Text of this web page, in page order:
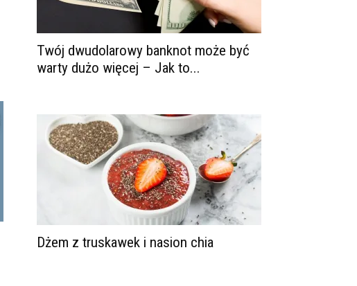
Twój dwudolarowy banknot może być
warty dużo więcej – Jak to...
Dżem z truskawek i nasion chia